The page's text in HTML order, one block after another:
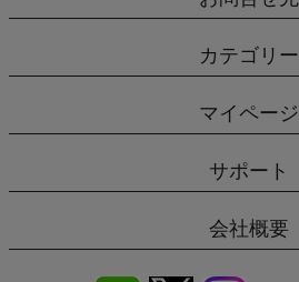
カテゴリー
マイページ
サポート
会社概要